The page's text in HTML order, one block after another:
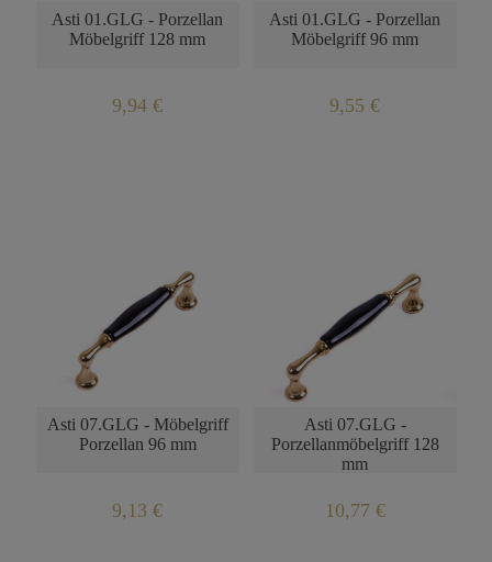
Asti 01.GLG - Porzellan
Möbelgriff 128 mm
9,94 €
Asti 01.GLG - Porzellan
Möbelgriff 96 mm
9,55 €
Asti 07.GLG - Möbelgriff
Porzellan 96 mm
9,13 €
Asti 07.GLG -
Porzellanmöbelgriff 128
mm
10,77 €